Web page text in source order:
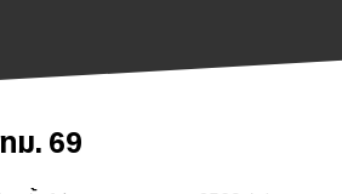
ม. 69